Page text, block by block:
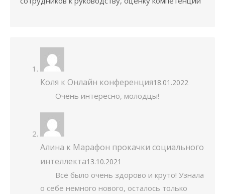
Коля к Онлайн конференция18.01.2022
Очень интересно, молодцы!
Алина к Марафон прокачки социального
интеллекта13.10.2021
Всё было очень здорово и круто! Узнала
о себе немного нового, осталось только